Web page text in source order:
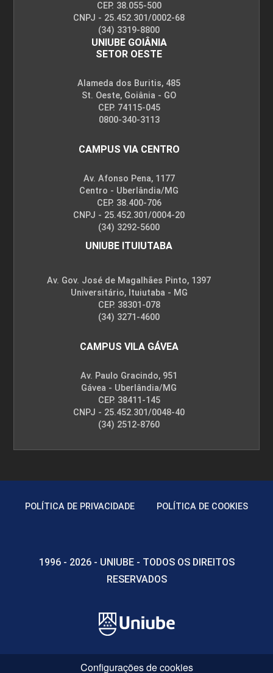
CEP. 38.055-500
CNPJ - 25.452.301/0002-68
(34) 3319-8800
UNIUBE GOIÂNIA
SETOR OESTE
Alameda dos Buritis, 485
St. Oeste, Goiânia - GO
CEP. 74115-045
0800-340-3113
CAMPUS VIA CENTRO
Av. Afonso Pena, 1177
Centro - Uberlândia/MG
CEP. 38.400-706
CNPJ - 25.452.301/0004-20
(34) 3292-5600
UNIUBE ITUIUTABA
Av. Gov. José de Magalhães Pinto, 1397
Universitário, Ituiutaba - MG
CEP. 38301-078
(34) 3271-4600
CAMPUS VILA GÁVEA
Av. Paulo Gracindo, 951
Gávea - Uberlândia/MG
CEP. 38411-145
CNPJ - 25.452.301/0048-40
(34) 2512-8760
POLÍTICA DE PRIVACIDADE POLÍTICA DE COOKIES
1996 - 2026 - UNIUBE - TODOS OS DIREITOS
RESERVADOS
Configurações de cookies